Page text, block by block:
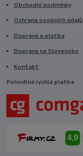
Obchodní podmínky
Ochrana osobních údajů
Doprava a platba
Doprava na Slovensko
Kontakt
Pohodlná rychlá platba